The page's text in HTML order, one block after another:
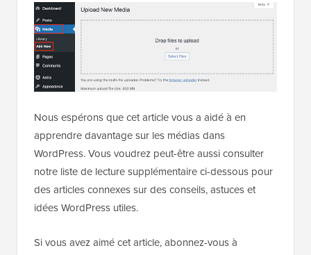
Nous espérons que cet article vous a aidé à en
apprendre davantage sur les médias dans
WordPress. Vous voudrez peut-être aussi consulter
notre liste de lecture supplémentaire ci-dessous pour
des articles connexes sur des conseils, astuces et
idées WordPress utiles.
Si vous avez aimé cet article, abonnez-vous à